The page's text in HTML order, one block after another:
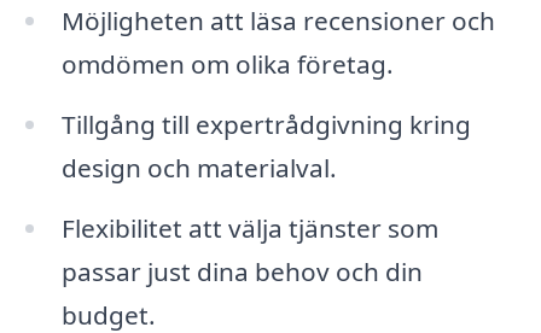
Möjligheten att läsa recensioner och
omdömen om olika företag.
Tillgång till expertrådgivning kring
design och materialval.
Flexibilitet att välja tjänster som
passar just dina behov och din
budget.